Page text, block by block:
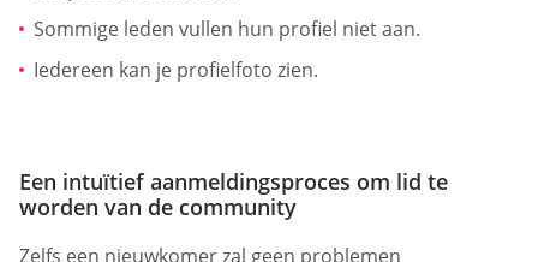
Sommige leden vullen hun profiel niet aan.
Iedereen kan je profielfoto zien.
Een intuïtief aanmeldingsproces om lid te
worden van de community
Zelfs een nieuwkomer zal geen problemen